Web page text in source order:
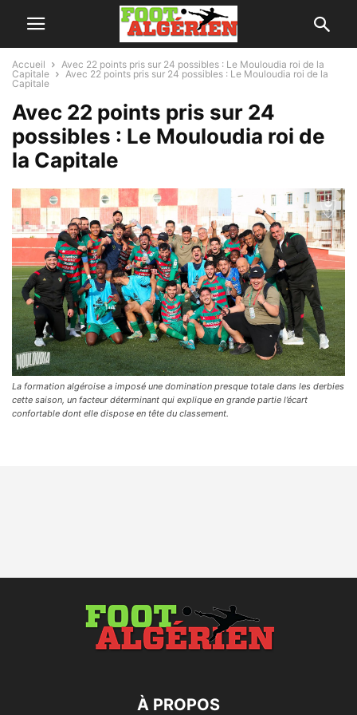
Accueil
Avec 22 points pris sur 24 possibles : Le Mouloudia roi de la
Capitale
Avec 22 points pris sur 24 possibles : Le Mouloudia roi de la
Capitale
Avec 22 points pris sur 24
possibles : Le Mouloudia roi de
la Capitale
La formation algéroise a imposé une domination presque totale dans les derbies
cette saison, un facteur déterminant qui explique en grande partie l’écart
confortable dont elle dispose en tête du classement.
À PROPOS